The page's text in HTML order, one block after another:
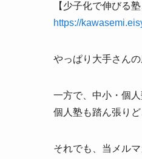
【少子化で伸びる
https://
やっぱり大手さん
一方で、中小・個
個人塾も踏ん張りど
それでも、当メル